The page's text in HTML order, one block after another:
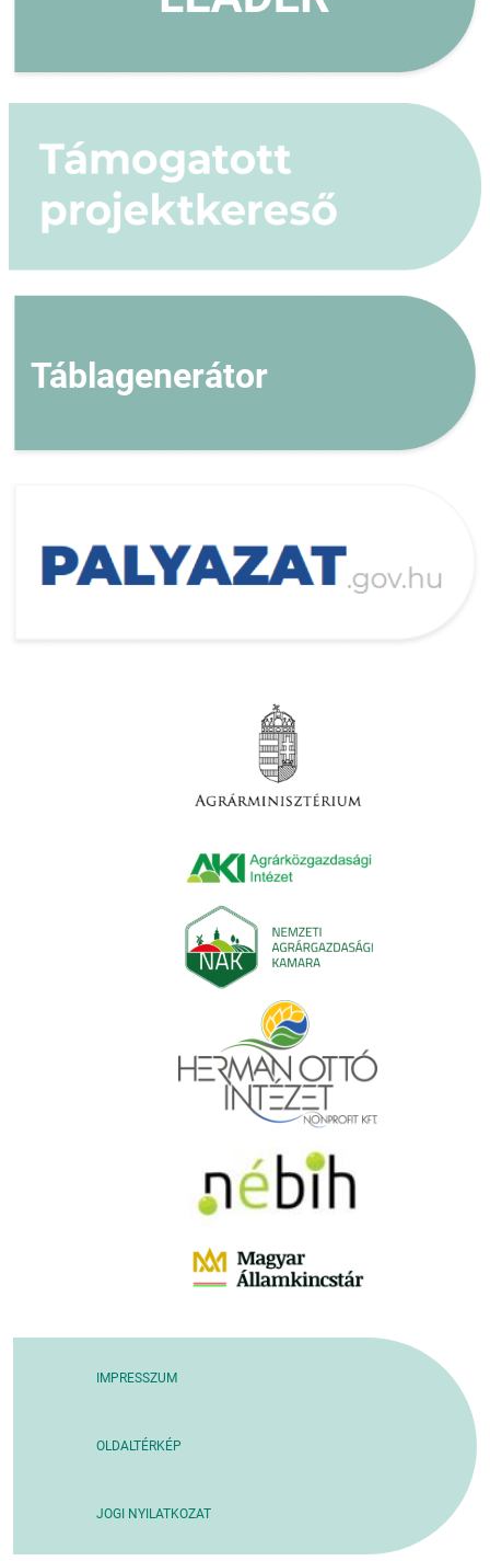
Táblagenerátor
IMPRESSZUM
OLDALTÉRKÉP
JOGI NYILATKOZAT